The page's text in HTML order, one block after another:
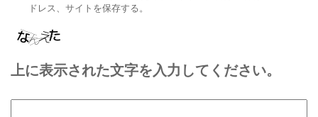
ドレス、サイトを保存する。
上に表示された文字を入力してください。